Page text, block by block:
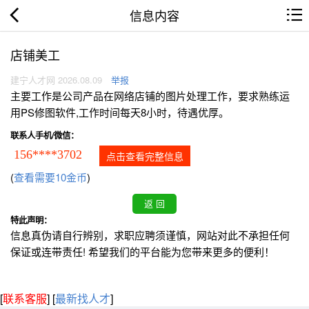
信息内容
店铺美工
建宁人才网 2026.08.09 举报
主要工作是公司产品在网络店铺的图片处理工作，要求熟练运
用PS修图软件,工作时间每天8小时，待遇优厚。
联系人手机/微信：
156****3702 点击查看完整信息
(查看需要10金币)
特此声明：
信息真伪请自行辨别，求职应聘须谨慎，网站对此不承担任何
保证或连带责任! 希望我们的平台能为您带来更多的便利！
[联系客服] [最新找人才]